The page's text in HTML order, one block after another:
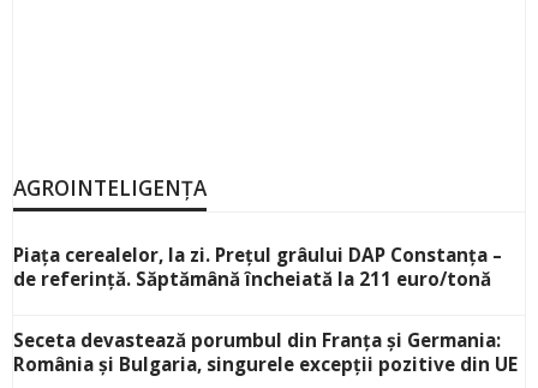
AGROINTELIGENȚA
Piața cerealelor, la zi. Prețul grâului DAP Constanța –
de referință. Săptămână încheiată la 211 euro/tonă
Seceta devastează porumbul din Franța și Germania:
România și Bulgaria, singurele excepții pozitive din UE